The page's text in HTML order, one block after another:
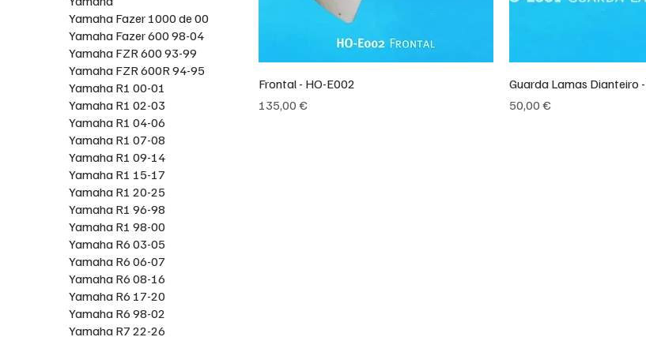
Yamaha Fazer 1000 de 00
Yamaha Fazer 600 98-04
Yamaha FZR 600 93-99
Yamaha FZR 600R 94-95
Yamaha R1 00-01
Yamaha R1 02-03
Yamaha R1 04-06
Yamaha R1 07-08
Yamaha R1 09-14
Yamaha R1 15-17
Yamaha R1 20-25
Yamaha R1 96-98
Yamaha R1 98-00
Yamaha R6 03-05
Yamaha R6 06-07
Yamaha R6 08-16
Yamaha R6 17-20
Yamaha R6 98-02
Yamaha R7 22-26
Frontal - HO-E002
Preço
135,00 €
Guarda Lamas Dianteiro
Preço
50,00 €